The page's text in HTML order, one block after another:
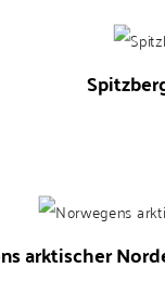
arktischer